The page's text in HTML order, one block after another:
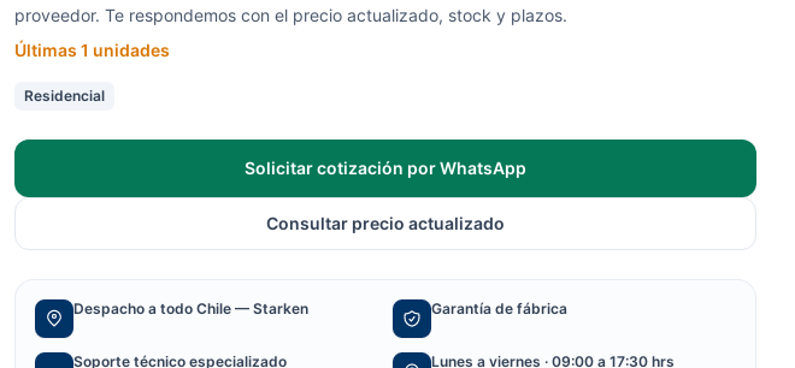
proveedor. Te respondemos con el precio actualizado, stock y plazos.
Últimas 1 unidades
Residencial
Solicitar cotización por WhatsApp
Consultar precio actualizado
Despacho a todo Chile — Starken Garantía de fábrica
Soporte técnico especializado Lunes a viernes · 09:00 a 17:30 hrs